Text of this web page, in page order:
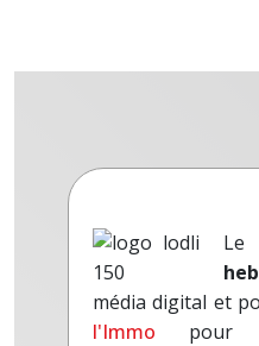
média digital et
l'Immo pour